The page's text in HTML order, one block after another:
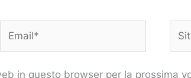
web
in questo browser per la prossima